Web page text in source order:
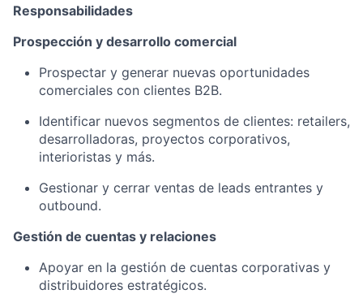
Responsabilidades
Prospección y desarrollo comercial
Prospectar y generar nuevas oportunidades
comerciales con clientes B2B.
Identificar nuevos segmentos de clientes: retailers,
desarrolladoras, proyectos corporativos,
interioristas y más.
Gestionar y cerrar ventas de leads entrantes y
outbound.
Gestión de cuentas y relaciones
Apoyar en la gestión de cuentas corporativas y
distribuidores estratégicos.